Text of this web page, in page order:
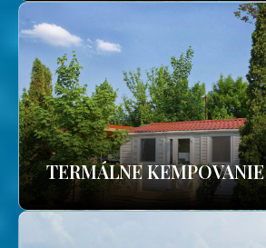
TERMÁLNE KEMPOVANIE